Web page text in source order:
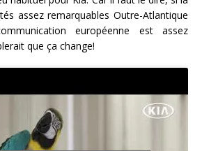
assez remarquables Outre-Atlantique
européenne est assez
que ça change!